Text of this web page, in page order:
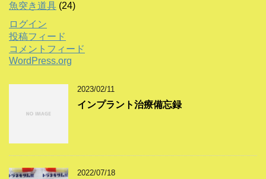
魚突き道具 (24)
ログイン
投稿フィード
コメントフィード
WordPress.org
2023/02/11
インプラント治療備忘録
2022/07/18